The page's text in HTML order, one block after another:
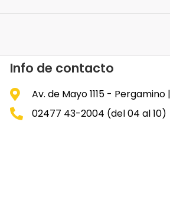
Info de contacto
Av. de Mayo 1115 -
02477 43-2004 (del 04 al 10)